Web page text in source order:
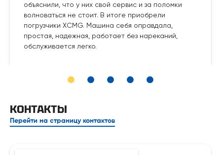
объяснили, что у них свой сервис и за поломки
волноваться не стоит. В итоге приобрели
погрузчики XCMG. Машина себя оправдала,
простая, надежная, работает без нареканий,
обслуживается легко.
КОНТАКТЫ
Перейти на страницу контактов